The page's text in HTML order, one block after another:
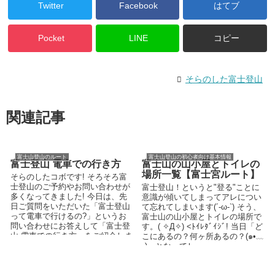
Twitter Facebook はてブ
Pocket LINE コピー
そらのした富士登山
関連記事
富士山登山のルート
富士登山 電車での行き方
そらのしたコボです! そろそろ富
士登山のご予約やお問い合わせが
多くなってきました! 今日は、先
日ご質問をいただいた「富士登山
って電車で行けるの?」というお
問い合わせにお答えして「富士登
山 電車での行き方」をご紹介しま
富士山登山の初心者向け基本情報
富士山の山小屋とトイレの
場所一覧【富士宮ルート】
富士登山！というと"登る"ことに
意識が傾いてしまってアレについ
て忘れてしまいます(´-ω-`) そう、
富士山の山小屋とトイレの場所で
す。( ✧Д✧) <ﾄｲﾚﾀﾞｲｼﾞ! 当日「ど
こにあるの？何ヶ所あるの？(๑•﹏
•)」となってし...